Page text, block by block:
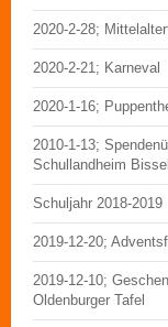
2020-2-28;
2020-2-21; Karneval
2020-1-16;
2010-1-13;
Schullandheim Bissel
Schuljahr 2018-2019
2019-12-20;
2019-12-10;
Oldenburger Tafel